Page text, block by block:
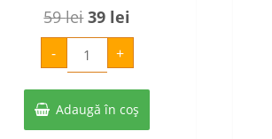
59leiPrețul
inițial
a
fost:
59 lei.
39 lei
curent
este:
39 lei.
-
Cantitate
rizom
radacina
siberica
Radacina
la
ghiveci
+
Adaugă în coș